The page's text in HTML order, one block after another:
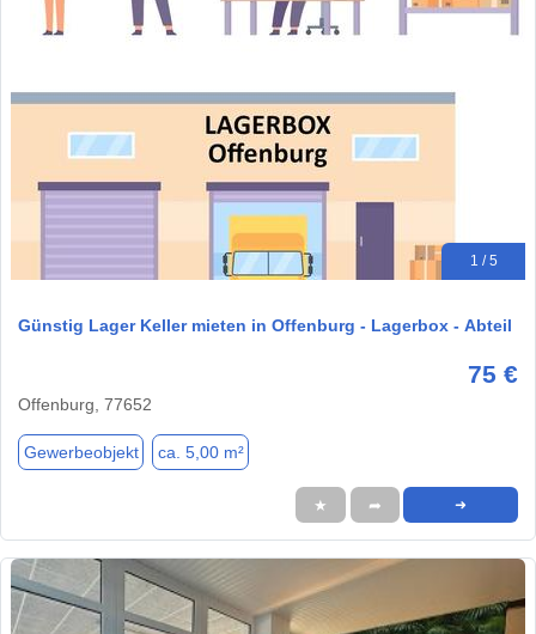
1 / 5
Günstig Lager Keller mieten in Offenburg - Lagerbox - Abteil
75 €
Offenburg, 77652
Gewerbeobjekt ca. 5,00 m²
★ ➦ ➜